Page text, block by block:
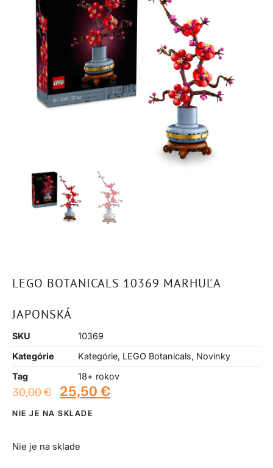
LEGO BOTANICALS 10369 MARHUĽA
JAPONSKÁ
SKU
10369
Kategórie
Kategórie, LEGO Botanicals, Novinky
Tag
18+ rokov
30,00€ 25,50 €
NIE JE NA SKLADE
Nie je na sklade